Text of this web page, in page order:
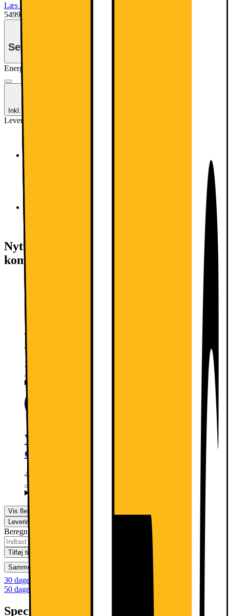
Læs mere
5499.-
Se månedspris ved delbetaling.
Energimærkning
Inkl. gavekort på 700,-*
Leverandørens farve
Super White
Nyttige tjenester (fragtomkostninger
kommer i tillæg)
Vi tager dit gamle produkt med retur
og bortskaffer det forsvarligt
299.-
Vi monterer din nye køleskab/fryser
og tager emballagen med retur
449.-
Vis flere muligheder
Levering
Beregn leveringstid for dit postnummer
Tilføj til kurv
Sammenlign
30 dages returret
50 dages returret som klubmedlem
Specifikationer